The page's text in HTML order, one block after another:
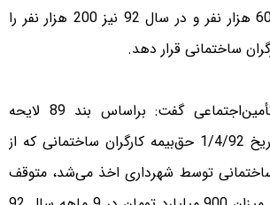
پایان سال گذشته 600 هزار نفر و در سال 92 نیز 200 هزار نفر را
ساختمانی قرار دهد.
مدیرعامل سازمان تأمین‌اجتماعی گفت: براساس بند 89 لایحه
بودجه سال 92 از تاریخ 1/4/92 حق‌بیمه کارگران ساختمانی که از
توسط شهرداری اخذ می‌شد، متوقف